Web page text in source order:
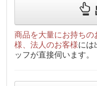
商品を大量にお持ち
様、法人のお客様には
ッフが直接伺います。